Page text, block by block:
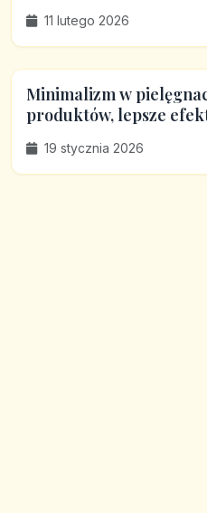
11 lutego 2026
Minimalizm w
produktów, lepsze
19 stycznia 2026